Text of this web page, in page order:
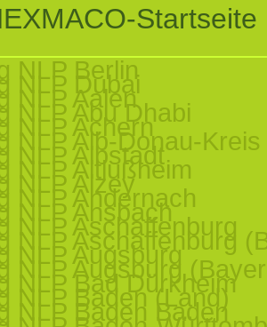
Startseite
NLP Berlin
NLP Dubai
NLP Aalen
NLP Abu Dhabi
NLP Achern
NLP Alb-Donau-Kreis
NLP Albstadt
NLP Altlußheim
NLP Alzey
NLP Andernach
NLP Ansbach
NLP Aschaffenburg
NLP Aschaffenburg
NLP Augsburg
NLP Augsburg
NLP Bad Dürkheim
NLP Baden (Land)
NLP Baden Baden